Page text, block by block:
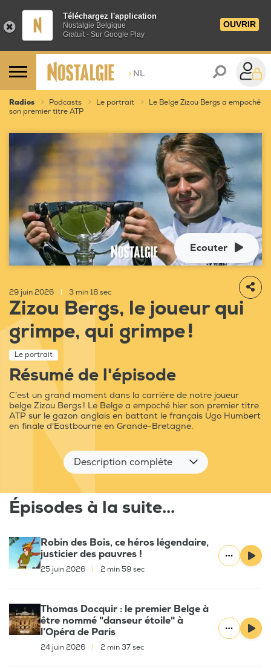
Téléchargez l'application
Nostalgie Belgique
Gratuit - Sur Google Play
OUVRIR
> NL
Radios Podcasts Le portrait
Le Belge Zizou Bergs a empoché
son premier titre ATP
Ecouter
29 juin 2026 3 min 18 sec
Zizou Bergs, le joueur qui
grimpe, qui grimpe !
Le portrait
Résumé de l'épisode
C’est un grand moment dans la carrière de notre joueur
belge Zizou Bergs ! Le Belge a empoché hier son premier titre
ATP sur le gazon anglais en battant le français Ugo Humbert
en finale d'Eastbourne en Grande-Bretagne.
Description complète
Épisodes à la suite...
Robin des Bois, ce héros légendaire,
justicier des pauvres !
25 juin 2026 2 min 59 sec
Thomas Docquir : le premier Belge à
être nommé "danseur étoile" à
l’Opéra de Paris
24 juin 2026 2 min 37 sec